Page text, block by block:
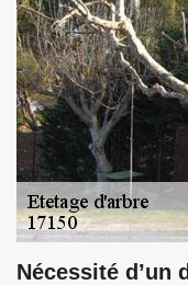
Nécessité d’un